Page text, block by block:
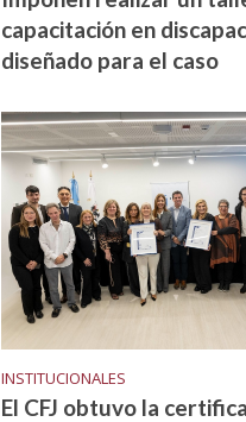
capacitación en
diseñado para el caso
INSTITUCIONALES
El CFJ obtuvo la